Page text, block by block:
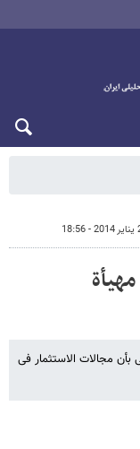
مجالات الاستثمار فی